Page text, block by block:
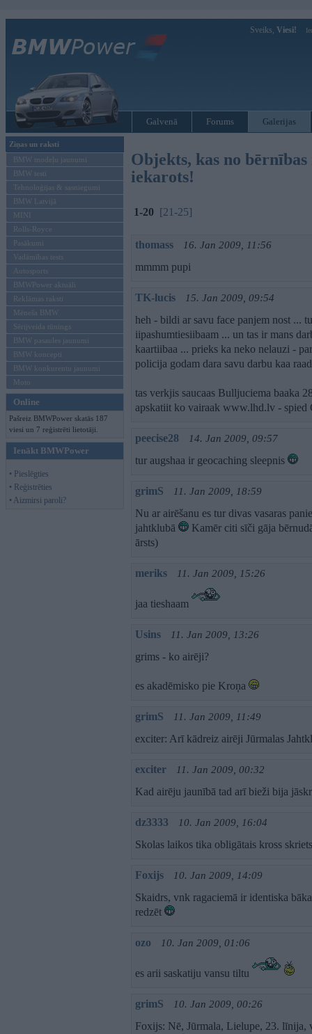
Sveiks, Viesi!
Galvenā Forums Galerijas
Ziņas un raksti
BMW modeļu jaunumi
BMW testi
Tehnoloģijas & sasniegumi
BMW Latvijā
MINI
Rolls-Royce
Pasākumi
Vadāmības tests
Autosports
BMWPower aktuāli
Reklāmas raksti
Mēneša BMW
Sērijveida tūnings
BMW pasaules jaunumi
BMW koncepti
BMW konkurentu jaunumi
Moto
Online
Pašreiz BMWPower skatās 187
viesi un 7 reģistrēti lietotāji.
Ienākt BMWPower
• Pieslēgties
• Reģistrēties
• Aizmirsi paroli?
Objekts, kas no
iekarots!
1-20 [21-25]
thomass 16. Jan 2009, 11:56
mmmm pupi
TK-lucis 15. Jan 2009, 09:54
heh - bildi ar savu face panjem nost ...
iipashumtiesiibaam ... un tas ir mans
kaartiibaa ... prieks ka neko nelauzi -
policija godam dara savu darbu kaa
tas verkjis saucaas Bulljuciema baaka
apskatiit ko vairaak www.lhd.lv - spied
peecise28 14. Jan 2009, 09:57
tur augshaa ir geocaching sleepnis
grimS 11. Jan 2009, 18:59
Nu ar airēšanu es tur divas vasaras
jahtklubā
Kamēr citi sīči gāja
ārsts)
meriks 11. Jan 2009, 15:26
jaa tieshaam
Usins 11. Jan 2009, 13:26
grims - ko airēji?
es akadēmisko pie Kroņa
grimS 11. Jan 2009, 11:49
exciter: Arī kādreiz airēji Jūrmalas
exciter 11. Jan 2009, 00:32
Kad airēju jaunībā tad arī bieži bija
dz3333 10. Jan 2009, 16:04
Skolas laikos tika obligātais kross
Foxijs 10. Jan 2009, 14:09
Skaidrs, vnk ragaciemā ir identiska
redzēt
ozo 10. Jan 2009, 01:06
es arii saskatiju vansu tiltu
grimS 10. Jan 2009, 00:26
Foxijs: Nē, Jūrmala, Lielupe, 23.